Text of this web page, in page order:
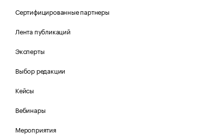
Сертифицированные партнеры
Лента публикаций
Эксперты
Выбор редакции
Кейсы
Вебинары
Мероприятия